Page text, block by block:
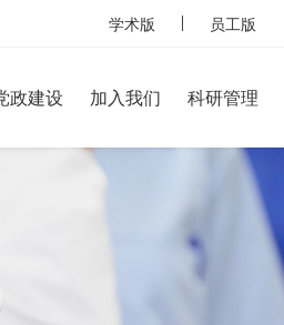
学术版 员工版
政建设 加入我们 科研管理